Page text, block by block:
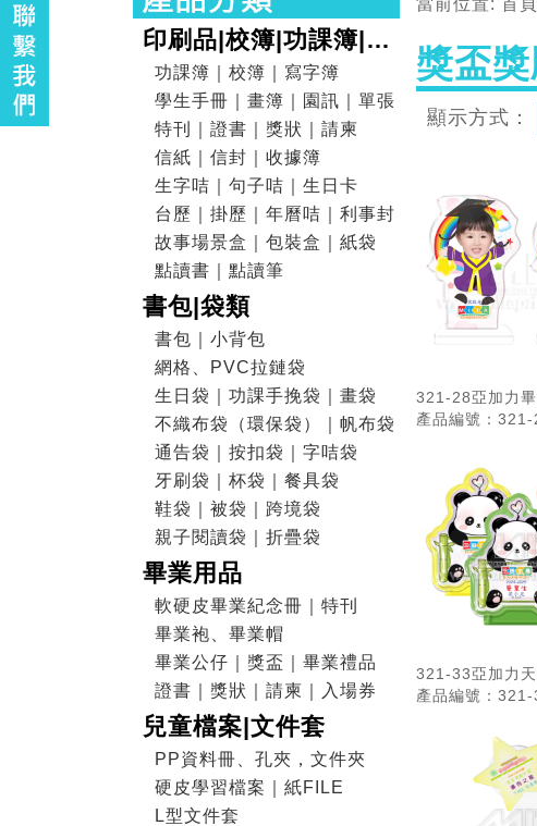
印刷品|校簿|功課簿|畫
簿
功課簿｜校簿｜寫字簿
學生手冊｜畫簿｜園訊｜單張
特刊｜證書｜獎狀｜請柬
信紙｜信封｜收據簿
生字咭｜句子咭｜生日卡
台歷｜掛歷｜年曆咭｜利事封
故事場景盒｜包裝盒｜紙袋
點讀書｜點讀筆
書包|袋類
書包｜小背包
網格、PVC拉鏈袋
生日袋｜功課手挽袋｜畫袋
不織布袋（環保袋）｜帆布袋
通告袋｜按扣袋｜字咭袋
牙刷袋｜杯袋｜餐具袋
鞋袋｜被袋｜跨境袋
親子閱讀袋｜折疊袋
畢業用品
軟硬皮畢業紀念冊｜特刊
畢業袍、畢業帽
畢業公仔｜獎盃｜畢業禮品
證書｜獎狀｜請柬｜入場券
兒童檔案|文件套
PP資料冊、孔夾，文件夾
硬皮學習檔案｜紙FILE
L型文件套
當前位置: 首頁
獎盃
顯示方式：
321-28亞加力
產品編號：321-
321-33亞加力天
獎座
產品編號：321-